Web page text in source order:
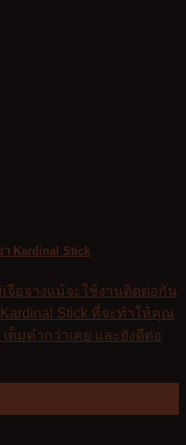
Kardinal Stick
จือจางแม้จะใช้งานติดต่อกัน
Stick ที่จะทำให้คุณ
มคำกว่าเคย และยังดีต่อ